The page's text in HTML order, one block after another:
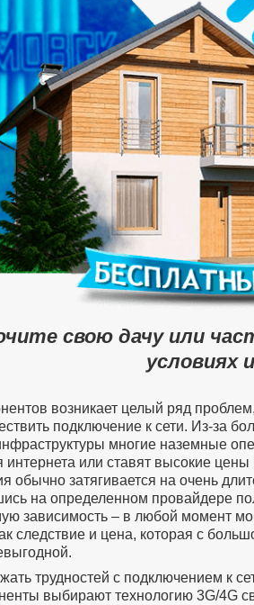
свою дачу или
условиях
возникает целый ряд
подключение к сети. Из-за
многие наземные
интернета или ставят высокие цены
обычно затягивается на очень
на определенном провайдере
зависимость – в любой момент
следствие и цена, которая с
трудностей с подключением к
выбирают технологию 3G/4G